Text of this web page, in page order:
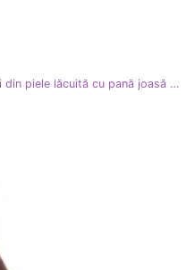
W. Potocki Pantofi de damă Potocki din piele lăcuită cu pană joasă maro